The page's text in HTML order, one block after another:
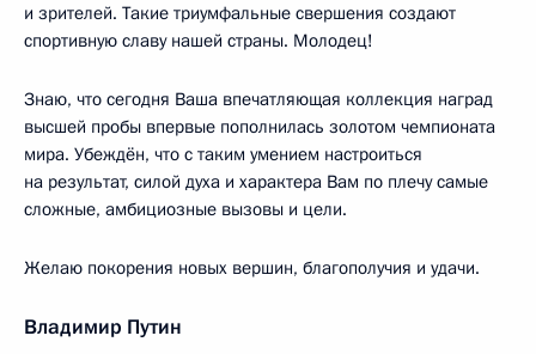
и зрителей. Такие триумфальные свершения создают
спортивную славу нашей страны. Молодец!
Знаю, что сегодня Ваша впечатляющая коллекция наград
высшей пробы впервые пополнилась золотом чемпионата
мира. Убеждён, что с таким умением настроиться
на результат, силой духа и характера Вам по плечу самые
сложные, амбициозные вызовы и цели.
Желаю покорения новых вершин, благополучия и удачи.
Владимир Путин